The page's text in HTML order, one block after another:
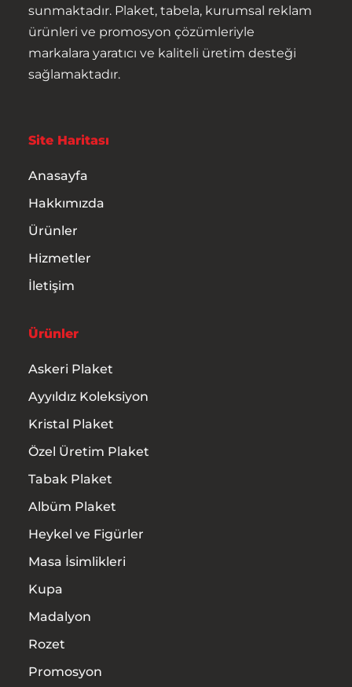
sunmaktadır. Plaket, tabela, kurumsal reklam
ürünleri ve promosyon çözümleriyle
markalara yaratıcı ve kaliteli üretim desteği
sağlamaktadır.
Site Haritası
Anasayfa
Hakkımızda
Ürünler
Hizmetler
İletişim
Ürünler
Askeri Plaket
Ayyıldız Koleksiyon
Kristal Plaket
Özel Üretim Plaket
Tabak Plaket
Albüm Plaket
Heykel ve Figürler
Masa İsimlikleri
Kupa
Madalyon
Rozet
Promosyon